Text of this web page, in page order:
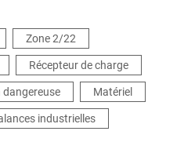
Zone 2/22
Récepteur de charge
dangereuse
Matériel
industrielles